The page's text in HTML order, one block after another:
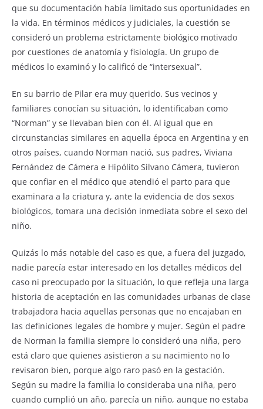
que su documentación había limitado sus oportunidades en
la vida. En términos médicos y judiciales, la cuestión se
consideró un problema estrictamente biológico motivado
por cuestiones de anatomía y fisiología. Un grupo de
médicos lo examinó y lo calificó de “intersexual”.
En su barrio de Pilar era muy querido. Sus vecinos y
familiares conocían su situación, lo identificaban como
“Norman” y se llevaban bien con él. Al igual que en
circunstancias similares en aquella época en Argentina y en
otros países, cuando Norman nació, sus padres, Viviana
Fernández de Cámera e Hipólito Silvano Cámera, tuvieron
que confiar en el médico que atendió el parto para que
examinara a la criatura y, ante la evidencia de dos sexos
biológicos, tomara una decisión inmediata sobre el sexo del
niño.
Quizás lo más notable del caso es que, a fuera del juzgado,
nadie parecía estar interesado en los detalles médicos del
caso ni preocupado por la situación, lo que refleja una larga
historia de aceptación en las comunidades urbanas de clase
trabajadora hacia aquellas personas que no encajaban en
las definiciones legales de hombre y mujer. Según el padre
de Norman la familia siempre lo consideró una niña, pero
está claro que quienes asistieron a su nacimiento no lo
revisaron bien, porque algo raro pasó en la gestación.
Según su madre la familia lo consideraba una niña, pero
cuando cumplió un año, parecía un niño, aunque no estaba